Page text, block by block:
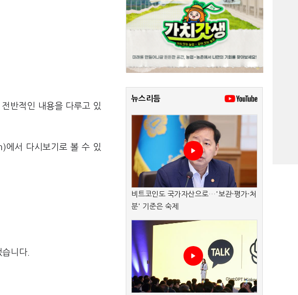
반적인 내용을 다루고 있
서 다시보기로 볼 수 있
니다.
뉴스리듬
비트코인도 국가자산으로…'보관·평가·처
분' 기준은 숙제